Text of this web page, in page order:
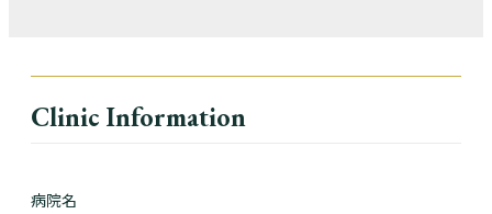
Clinic Information
病院名